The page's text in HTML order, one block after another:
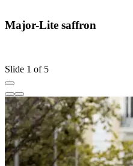
Major-Lite saffron
Slide 1 of 5